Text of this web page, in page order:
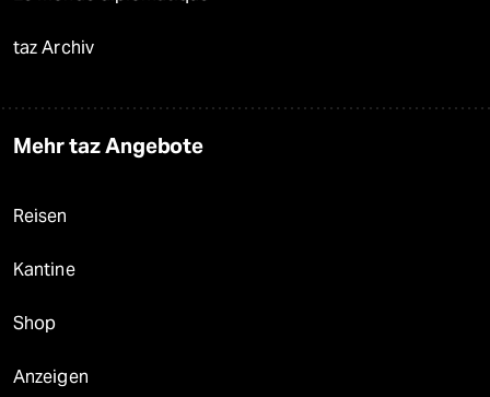
taz Archiv
Mehr taz Angebote
Reisen
Kantine
Shop
Anzeigen